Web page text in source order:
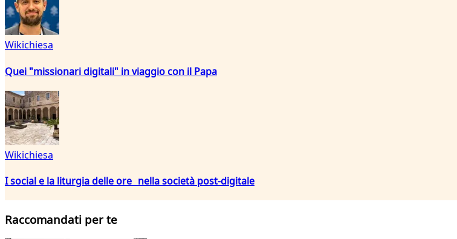
Wikichiesa
Quei "missionari digitali" in viaggio con il Papa
Wikichiesa
I social e la liturgia delle ore nella società post-digitale
Raccomandati per te